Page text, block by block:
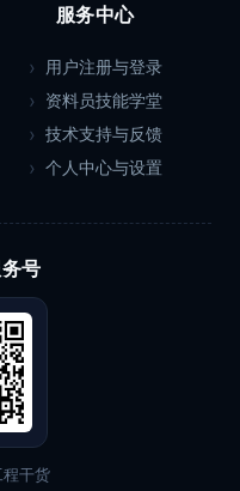
服务中心
用户注册与登录
资料员技能学堂
技术支持与反馈
个人中心与设置
号
干货